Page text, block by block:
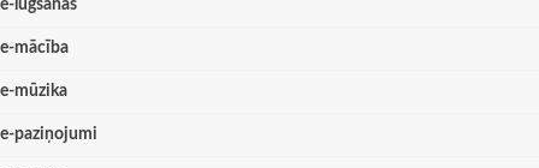
e-lūgšanas
e-mācība
e-mūzika
e-paziņojumi